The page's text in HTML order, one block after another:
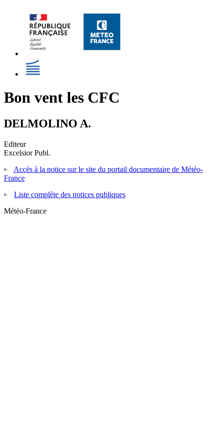
Bon vent les CFC
DELMOLINO A.
Editeur
Excelsior Publ.
Accès à la notice sur le site du portail documentaire de Météo-
France
Liste complète des notices publiques
Météo-France